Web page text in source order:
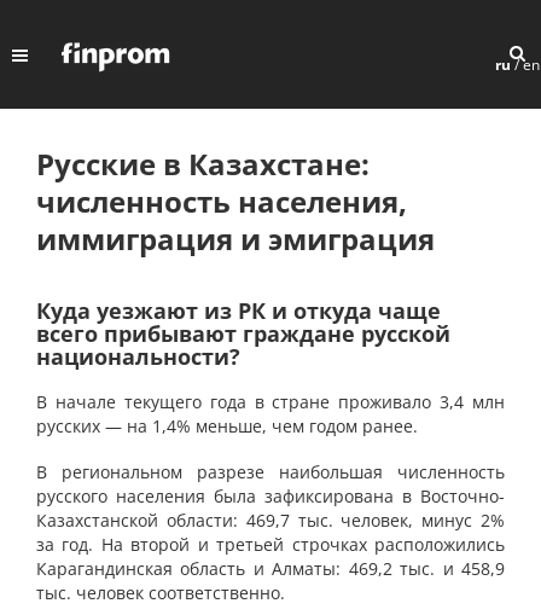
ru/en
Русские в Казахстане:
численность населения,
иммиграция и эмиграция
Куда уезжают из РК и откуда чаще
всего прибывают граждане русской
национальности?
В начале текущего года в стране проживало 3,4 млн
русских — на 1,4% меньше, чем годом ранее.
В региональном разрезе наибольшая численность
русского населения была зафиксирована в Восточно-
Казахстанской области: 469,7 тыс. человек, минус 2%
за год. На второй и третьей строчках расположились
Карагандинская область и Алматы: 469,2 тыс. и 458,9
тыс. человек соответственно.